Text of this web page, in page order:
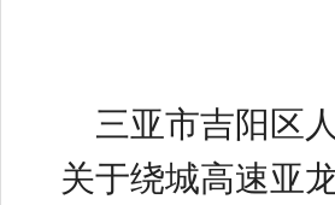
三亚市吉阳区
关于绕城高速亚